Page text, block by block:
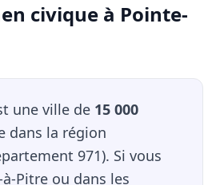
civique à Pointe-
une ville de 15 000
dans la région
971). Si vous
Pitre ou dans les